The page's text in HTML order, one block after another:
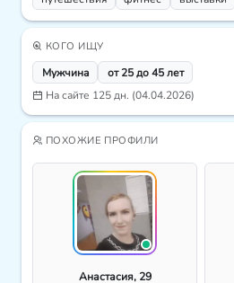
КОГО ИЩУ
Мужчина
от 25 до 45 лет
На сайте 125 дн. (04.04.2026)
ПОХОЖИЕ ПРОФИЛИ
Анастасия, 29